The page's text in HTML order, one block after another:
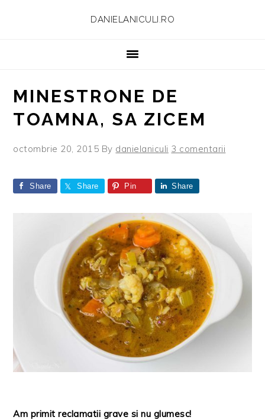
DANIELANICULI.RO
MINESTRONE DE
TOAMNA, SA ZICEM
octombrie 20, 2015 By danielaniculi 3 comentarii
Share Share Pin Share
Am primit reclamatii grave si nu glumesc!